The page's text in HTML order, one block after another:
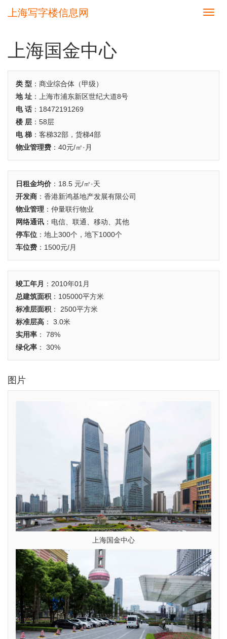
切
上海写字楼信息网
上海国金中心
类 型 ：商业综合体（甲级）
地 址 ：上海市浦东新区世纪大道8号
电 话 ：18472191269
楼 层 ：58层
电 梯 ：客梯32部，货梯4部
物业管理费 ：40元/㎡·月
日租金均价 ：18.5 元/㎡·天
开发商 ：香港新鸿基地产发展有限公司
物业管理 ：仲量联行物业
网络通讯 ：电信、联通、移动、其他
停车位 ：地上300个，地下1000个
车位费 ：1500元/月
竣工年月
：2010年01月
总建筑面积 ：105000平方米
标准层面积 ： 2500平方米
标准层高 ： 3.0米
实用率 ： 78%
绿化率 ： 30%
图片
上海国金中心